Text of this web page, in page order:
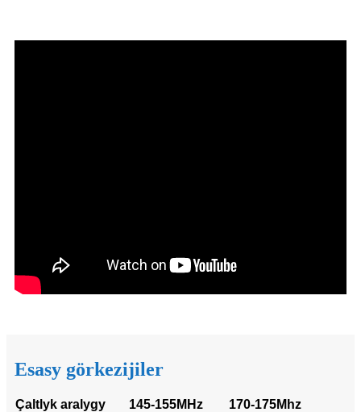
Esasy görkezijiler
Çaltlyk aralygy 145-155MHz
170-175Mhz